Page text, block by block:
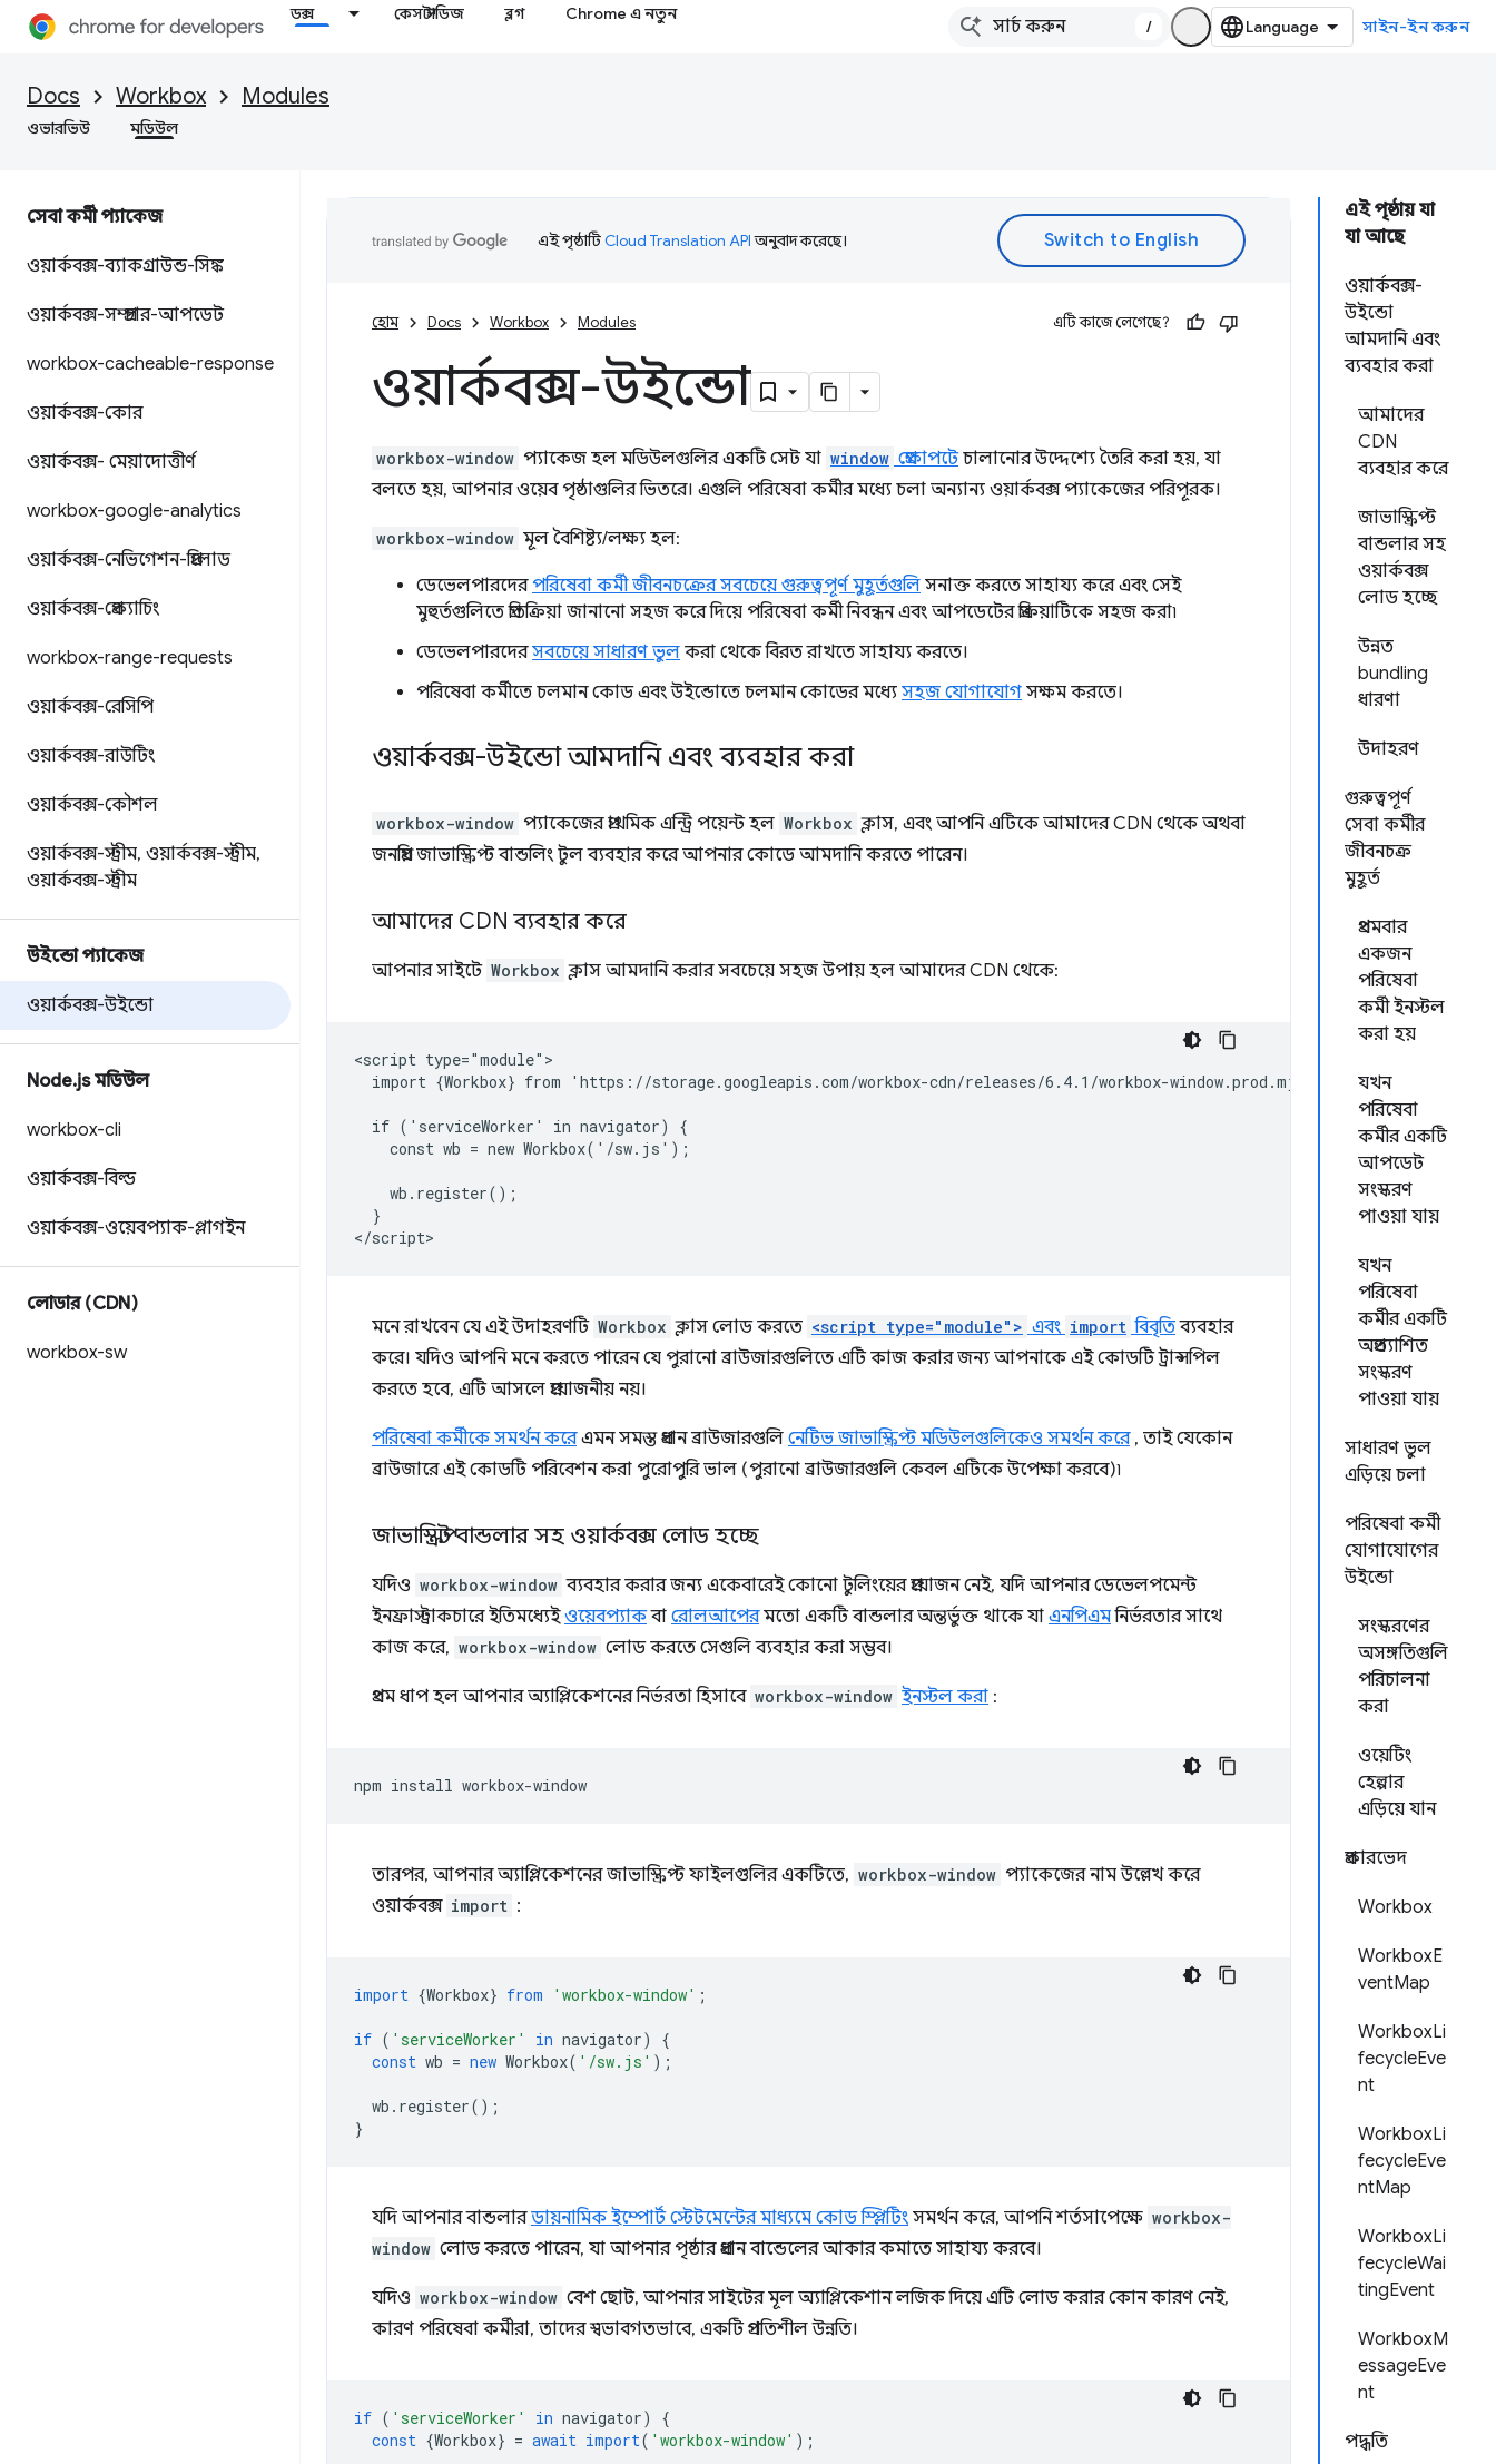
ডক্স কেস স্টাডিজ ব্লগ Chrome এ নতুন
/ সাইন-ইন করুন
Docs Workbox Modules
ওভারভিউ মডিউল
সেবা কর্মী প্যাকেজ
ওয়ার্কবক্স-ব্যাকগ্রাউন্ড-সিঙ্ক
ওয়ার্কবক্স-সম্প্রচার-আপডেট
workbox-cacheable-response
ওয়ার্কবক্স-কোর
ওয়ার্কবক্স- মেয়াদোত্তীর্ণ
workbox-google-analytics
ওয়ার্কবক্স-নেভিগেশন-প্রিলোড
ওয়ার্কবক্স-প্রেক্যাচিং
workbox-range-requests
ওয়ার্কবক্স-রেসিপি
ওয়ার্কবক্স-রাউটিং
ওয়ার্কবক্স-কৌশল
ওয়ার্কবক্স-স্ট্রীম, ওয়ার্কবক্স-স্ট্রীম,
ওয়ার্কবক্স-স্ট্রীম
উইন্ডো প্যাকেজ
ওয়ার্কবক্স-উইন্ডো
Node.js মডিউল
workbox-cli
ওয়ার্কবক্স-বিল্ড
ওয়ার্কবক্স-ওয়েবপ্যাক-প্লাগইন
লোডার (CDN)
workbox-sw
এই পৃষ্ঠায় যা
যা আছে
ওয়ার্কবক্স-
উইন্ডো
আমদানি এবং
ব্যবহার করা
আমাদের
CDN
ব্যবহার করে
জাভাস্ক্রিপ্ট
বান্ডলার সহ
ওয়ার্কবক্স
লোড হচ্ছে
উন্নত
bundling
ধারণা
উদাহরণ
গুরুত্বপূর্ণ
সেবা কর্মীর
জীবনচক্র
মুহূর্ত
প্রথমবার
একজন
পরিষেবা
কর্মী ইনস্টল
করা হয়
যখন
পরিষেবা
কর্মীর একটি
আপডেট
সংস্করণ
পাওয়া যায়
যখন
পরিষেবা
কর্মীর একটি
অপ্রত্যাশিত
সংস্করণ
পাওয়া যায়
সাধারণ ভুল
এড়িয়ে চলা
পরিষেবা কর্মী
যোগাযোগের
উইন্ডো
সংস্করণের
অসঙ্গতিগুলি
পরিচালনা
করা
ওয়েটিং
হেল্পার
এড়িয়ে যান
প্রকারভেদ
Workbox
WorkboxE
ventMap
WorkboxLi
fecycleEve
nt
WorkboxLi
fecycleEve
ntMap
WorkboxLi
fecycleWai
tingEvent
WorkboxM
essageEve
nt
পদ্ধতি
এই পৃষ্ঠাটিCloud Translation APIঅনুবাদ করেছে।
হোম Docs Workbox Modules এটি কাজে লেগেছে?
ওয়ার্কবক্স-উইন্ডো
workbox-window প্যাকেজ হল মডিউলগুলির একটি সেট যা window প্রেক্ষাপটেচালানোর উদ্দেশ্যে তৈরি করা হয়, যা
বলতে হয়, আপনার ওয়েব পৃষ্ঠাগুলির ভিতরে। এগুলি পরিষেবা কর্মীর মধ্যে চলা অন্যান্য ওয়ার্কবক্স প্যাকেজের পরিপূরক।
workbox-window মূল বৈশিষ্ট্য/লক্ষ্য হল:
ডেভেলপারদেরপরিষেবা কর্মী জীবনচক্রের সবচেয়ে গুরুত্বপূর্ণ মুহূর্তগুলি সনাক্ত করতে সাহায্য করে এবং সেই
মুহুর্তগুলিতে প্রতিক্রিয়া জানানো সহজ করে দিয়ে পরিষেবা কর্মী নিবন্ধন এবং আপডেটের প্রক্রিয়াটিকে সহজ করা৷
ডেভেলপারদেরসবচেয়ে সাধারণ ভুল করা থেকে বিরত রাখতে সাহায্য করতে।
পরিষেবা কর্মীতে চলমান কোড এবং উইন্ডোতে চলমান কোডের মধ্যে সহজ যোগাযোগ সক্ষম করতে।
ওয়ার্কবক্স-উইন্ডো আমদানি এবং ব্যবহার করা
workbox-window প্যাকেজের প্রাথমিক এন্ট্রি পয়েন্ট হল Workbox ক্লাস, এবং আপনি এটিকে আমাদের CDN থেকে অথবা
জনপ্রিয় জাভাস্ক্রিপ্ট বান্ডলিং টুল ব্যবহার করে আপনার কোডে আমদানি করতে পারেন।
আমাদের CDN ব্যবহার করে
আপনার সাইটে Workbox ক্লাস আমদানি করার সবচেয়ে সহজ উপায় হল আমাদের CDN থেকে:
<script type="module">
  import {Workbox} from 'https://storage.googleapis.com/workbox-cdn/releases/6.4.1/workbox-window.prod.mjs';
  if ('serviceWorker' in navigator) {
    const wb = new Workbox('/sw.js');
    wb.register();
  }
মনে রাখবেন যে এই উদাহরণটি Workbox ক্লাস লোড করতে <script type="module"> এবং import বিবৃতিব্যবহার
করে। যদিও আপনি মনে করতে পারেন যে পুরানো ব্রাউজারগুলিতে এটি কাজ করার জন্য আপনাকে এই কোডটি ট্রান্সপিল
করতে হবে, এটি আসলে প্রয়োজনীয় নয়।
পরিষেবা কর্মীকে সমর্থন করেএমন সমস্ত প্রধান ব্রাউজারগুলি নেটিভ জাভাস্ক্রিপ্ট মডিউলগুলিকেও সমর্থন করে, তাই যেকোন
ব্রাউজারে এই কোডটি পরিবেশন করা পুরোপুরি ভাল (পুরানো ব্রাউজারগুলি কেবল এটিকে উপেক্ষা করবে)৷
জাভাস্ক্রিপ্ট বান্ডলার সহ ওয়ার্কবক্স লোড হচ্ছে
যদিও workbox-window ব্যবহার করার জন্য একেবারেই কোনো টুলিংয়ের প্রয়োজন নেই, যদি আপনার ডেভেলপমেন্ট
ইনফ্রাস্ট্রাকচারে ইতিমধ্যেইওয়েবপ্যাকবা রোলআপেরমতো একটি বান্ডলার অন্তর্ভুক্ত থাকে যা এনপিএমনির্ভরতার সাথে
কাজ করে, workbox-window লোড করতে সেগুলি ব্যবহার করা সম্ভব।
প্রথম ধাপ হল আপনার অ্যাপ্লিকেশনের নির্ভরতা হিসাবে workbox-window ইনস্টল করা :
npm install
তারপর, আপনার অ্যাপ্লিকেশনের জাভাস্ক্রিপ্ট ফাইলগুলির একটিতে, workbox-window প্যাকেজের নাম উল্লেখ করে
ওয়ার্কবক্স import :
import {Workbox} from 'workbox-window' ;
if ( 'serviceWorker' in navigator)
{
const wb = new Workbox( '/sw.js' );
wb . register();
}
যদি আপনার বান্ডলারডায়নামিক ইম্পোর্ট স্টেটমেন্টের মাধ্যমে কোড স্প্লিটিং সমর্থন করে, আপনি শর্তসাপেক্ষে workbox-
window লোড করতে পারেন, যা আপনার পৃষ্ঠার প্রধান বান্ডেলের আকার কমাতে সাহায্য করবে।
যদিও workbox-window বেশ ছোট, আপনার সাইটের মূল অ্যাপ্লিকেশান লজিক দিয়ে এটি লোড করার কোন কারণ নেই,
কারণ পরিষেবা কর্মীরা, তাদের স্বভাবগতভাবে, একটি প্রগতিশীল উন্নতি।
if ( 'serviceWorker' in navigator)
{
const {Workbox} = await import( 'workbox-window' );